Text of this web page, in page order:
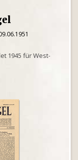
1945 für West-